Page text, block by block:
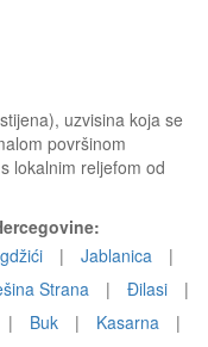
uzvisina koja se
površinom
lokalnim reljefom od
| Jablanica
|
Strana | Đilasi
|
| Buk | Kasarna
|